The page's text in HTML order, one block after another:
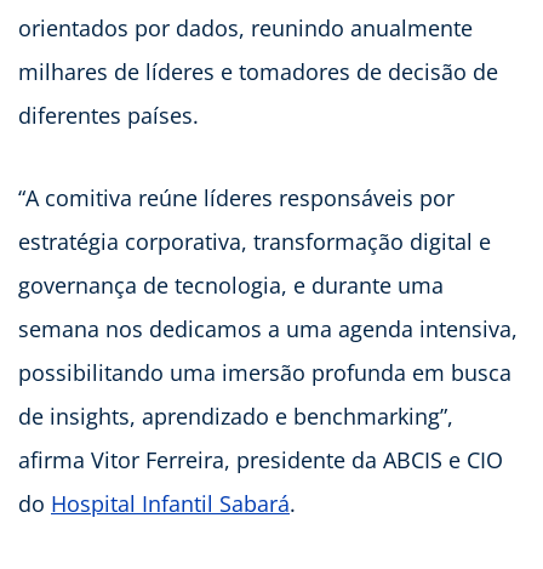
orientados por dados, reunindo anualmente
milhares de líderes e tomadores de decisão de
diferentes países.
“A comitiva reúne líderes responsáveis por
estratégia corporativa, transformação digital e
governança de tecnologia, e durante uma
semana nos dedicamos a uma agenda intensiva,
possibilitando uma imersão profunda em busca
de insights, aprendizado e benchmarking”,
afirma Vitor Ferreira, presidente da ABCIS e CIO
do Hospital Infantil Sabará.